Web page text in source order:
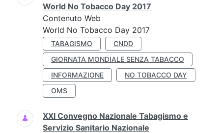
World No Tobacco Day 2017
Contenuto Web
World No Tobacco Day 2017
TABAGISMO
CNDD
GIORNATA MONDIALE SENZA TABACCO
INFORMAZIONE
NO TOBACCO DAY
OMS
XXI Convegno Nazionale Tabagismo e
Servizio Sanitario Nazionale